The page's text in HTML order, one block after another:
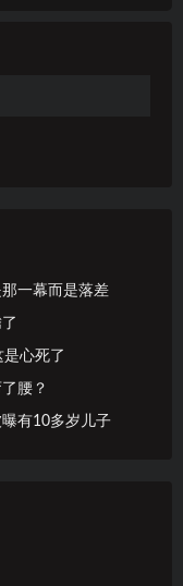
一幕而是落差
心死了
腰？
有10多岁儿子